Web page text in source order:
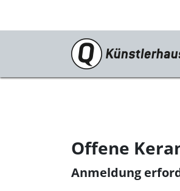
Besuch
Festivals &
Anreise
Offene
Anmeldung